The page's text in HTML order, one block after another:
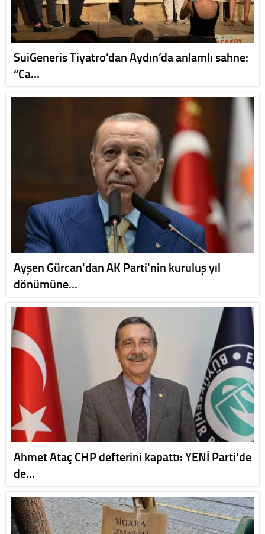
SuiGeneris Tiyatro’dan Aydın’da anlamlı sahne:
“Ca…
Ayşen Gürcan'dan AK Parti'nin kuruluş yıl
dönümüne…
Ahmet Ataç CHP defterini kapattı: YENİ Parti'de
de…